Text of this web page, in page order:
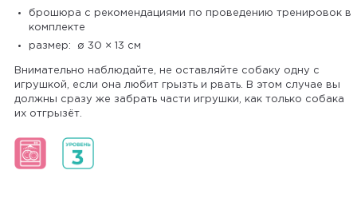
брошюра с рекомендациями по проведению тренировок в
комплекте
размер: ø 30 × 13 см
Внимательно наблюдайте, не оставляйте собаку одну с
игрушкой, если она любит грызть и рвать. В этом случае вы
должны сразу же забрать части игрушки, как только собака
их отгрызёт.